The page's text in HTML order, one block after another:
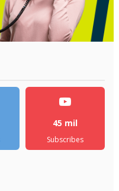
45 mil
Subscribes